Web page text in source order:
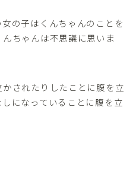
の子はくんちゃんのことを
ちゃんは不思議に思いま
されたりしたことに腹を立
になっていることに腹を立